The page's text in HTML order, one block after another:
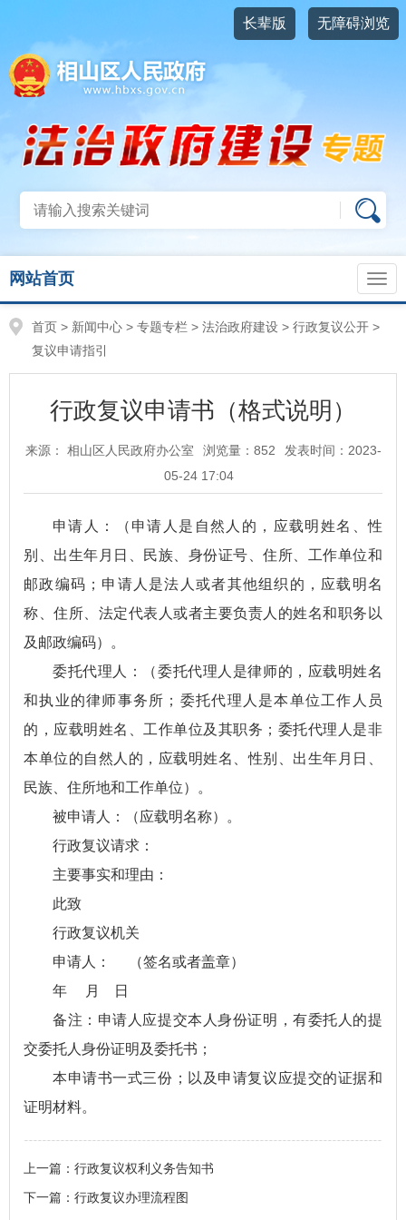
长辈版 无障碍浏览
网站首页
首页 > 新闻中心 > 专题专栏 > 法治政府建设 > 行政复议公开 >
复议申请指引
行政复议申请书（格式说明）
来源： 相山区人民政府办公室 浏览量： 852
发表时间：2023-
05-24 17:04
申请人：（申请人是自然人的，应载明姓名、性
别、出生年月日、民族、身份证号、住所、工作单位和
邮政编码；申请人是法人或者其他组织的，应载明名
称、住所、法定代表人或者主要负责人的姓名和职务以
及邮政编码）。
委托代理人：（委托代理人是律师的，应载明姓名
和执业的律师事务所；委托代理人是本单位工作人员
的，应载明姓名、工作单位及其职务；委托代理人是非
本单位的自然人的，应载明姓名、性别、出生年月日、
民族、住所地和工作单位）。
被申请人：（应载明名称）。
行政复议请求：
主要事实和理由：
此致
行政复议机关
申请人： （签名或者盖章）
年 月 日
备注：申请人应提交本人身份证明，有委托人的提
交委托人身份证明及委托书；
本申请书一式三份；以及申请复议应提交的证据和
证明材料。
上一篇： 行政复议权利义务告知书
下一篇： 行政复议办理流程图